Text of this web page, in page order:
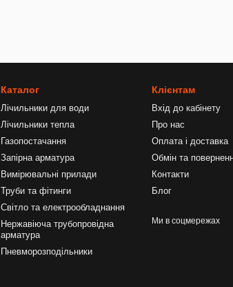
Каталог
Лічильники для води
Лічильники тепла
Газопостачання
Запірна арматура
Вимірювальні прилади
Труби та фітинги
Світло та електрообладнання
Нержавіюча трубопровідна
арматура
Пневморозподільники
Клієнтам
Вхід до кабінету
Про нас
Оплата і доставка
Обмін та
Контакти
Блог
Ми в соцмережах